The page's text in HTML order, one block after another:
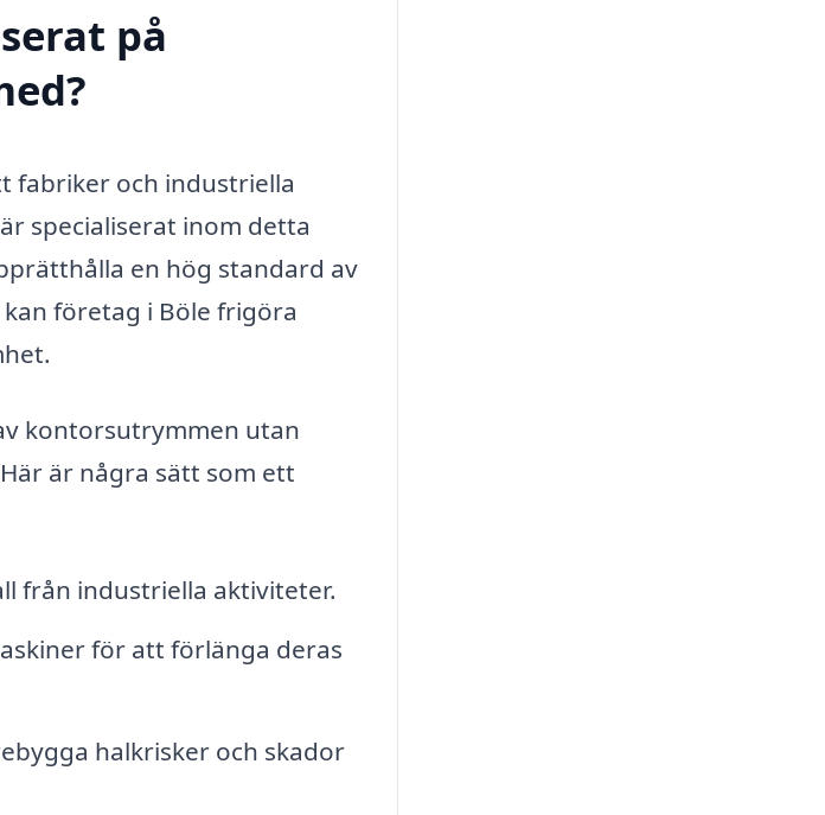
på
fabriker och industriella
specialiserat inom detta
en hög standard av
företag i Böle frigöra
kontorsutrymmen utan
är några sätt som ett
från industriella aktiviteter.
för att förlänga deras
halkrisker och skador